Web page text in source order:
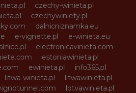
czechy-winieta.pl
czechywiniety.pl
dalnicniznamka.eu
e-vignette.pl
e-winieta.eu
electronicavinieta.com
estoniawinieta.pl
ewinieta.pl
info365.pl
litwa-winieta.pl
litwawinieta.pl
lotvawinieta.pl